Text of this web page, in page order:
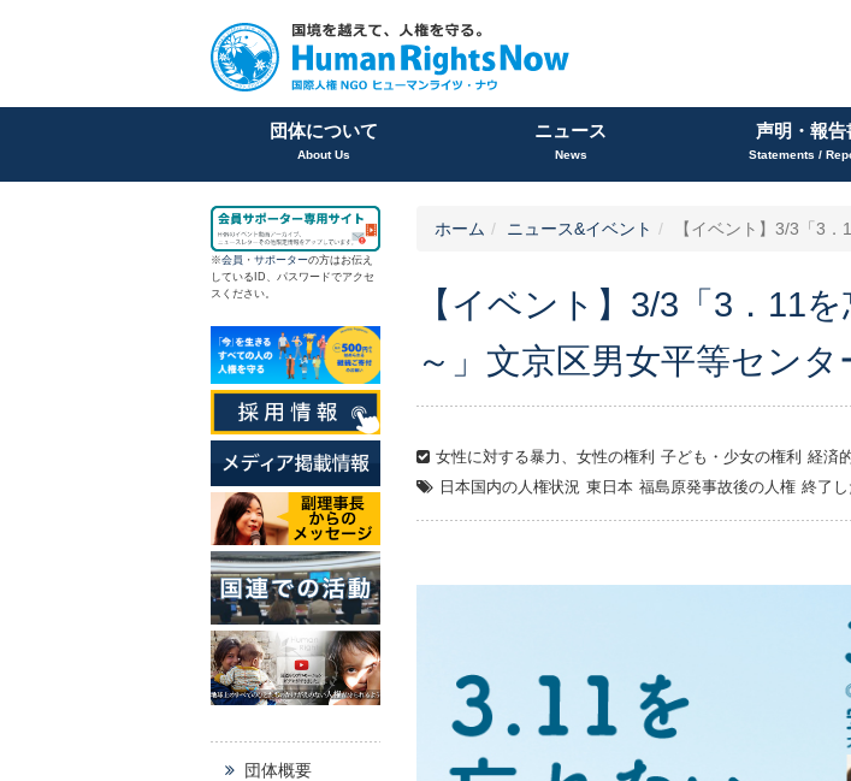
団体について
About Us
ニュース
News
声明・報告
Statements /
ホーム ニュース&イベント 【イベント】3/3「3
【イベント】3/3「3．11
～」文京区男女平等センタ
女性に対する暴力、女性の権利 子ども・少女の権利 経済
日本国内の人権状況 東日本 福島原発事故後の人権 終了し
※会員 ・ サポーターの方はお伝え
しているID、パスワードでアクセ
スください。
団体概要